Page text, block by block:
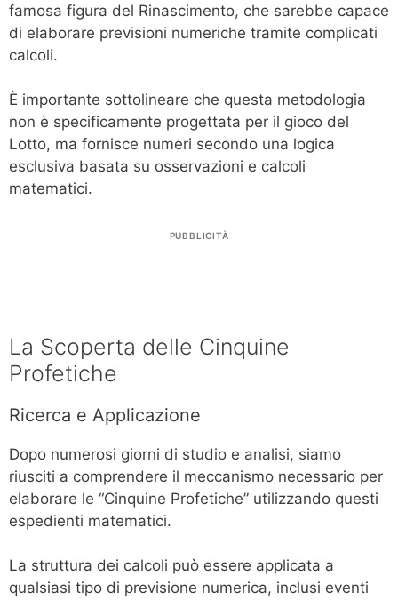
famosa figura del Rinascimento, che sarebbe capace
di elaborare previsioni numeriche tramite complicati
calcoli.
È importante sottolineare che questa metodologia
non è specificamente progettata per il gioco del
Lotto, ma fornisce numeri secondo una logica
esclusiva basata su osservazioni e calcoli
matematici.
PUBBLICITÀ
La Scoperta delle Cinquine
Profetiche
Ricerca e Applicazione
Dopo numerosi giorni di studio e analisi, siamo
riusciti a comprendere il meccanismo necessario per
elaborare le “Cinquine Profetiche” utilizzando questi
espedienti matematici.
La struttura dei calcoli può essere applicata a
qualsiasi tipo di previsione numerica, inclusi eventi